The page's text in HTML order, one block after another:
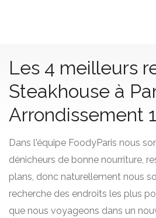
Les 4 meilleurs
Steakhouse à
Arrondissement
Dans l'équipe FoodyParis nous
dénicheurs de bonne nourriture,
plans, donc naturellement nous
recherche des endroits les plus
que nous voyageons dans un